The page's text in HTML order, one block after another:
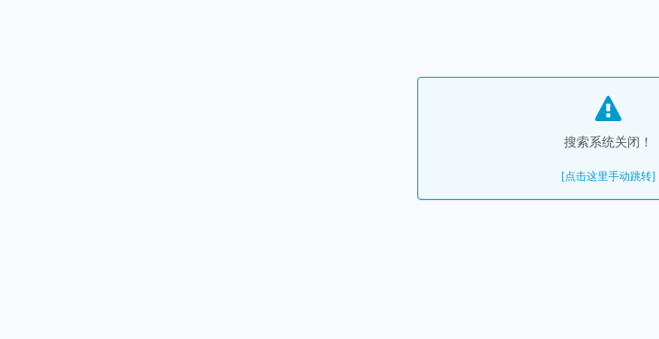
搜索系统关闭！
[点击这里手动跳转]